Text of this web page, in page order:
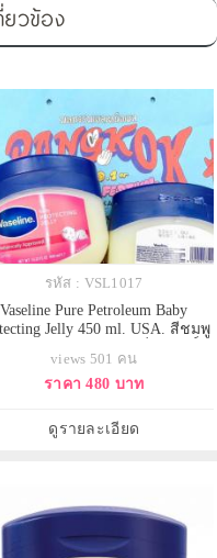
วข้อง
รหัส : VSL1017
Vaseline Pure Petroleum Baby
Jelly 450 ml. USA. สีชมพู
สูตรอ่อนโยนใช้ได้แม้กระทั้ง
กทารกแรกเกิด ผ่านการทดสอบ
อาการระคายเคืองแน่นอน
views 501 คน
ราคา 480 บาท
ดูรายละเอียด